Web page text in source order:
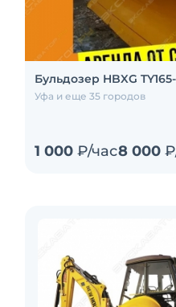
Бульдозер HBXG
Уфа и еще 35 городов
1 000 ₽/час8 000